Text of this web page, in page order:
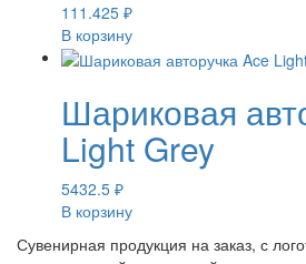
111.425 ₽
В корзину
Шариковая
Light Grey
5432.5 ₽
В корзину
Сувенирная продукция на заказ, с